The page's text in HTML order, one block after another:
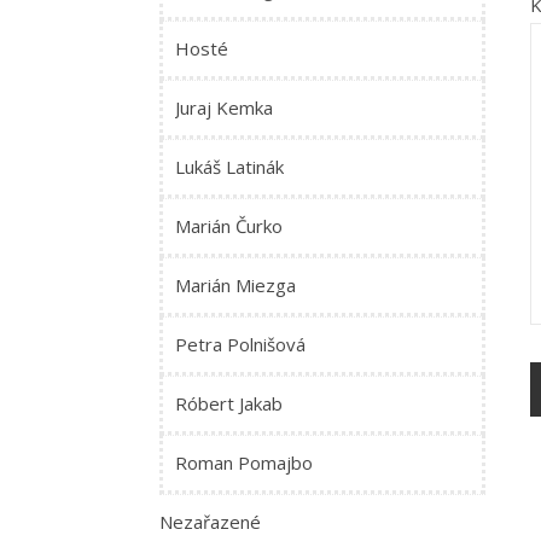
Hosté
Juraj Kemka
Lukáš Latinák
Marián Čurko
Marián Miezga
Petra Polnišová
Róbert Jakab
Roman Pomajbo
Nezařazené